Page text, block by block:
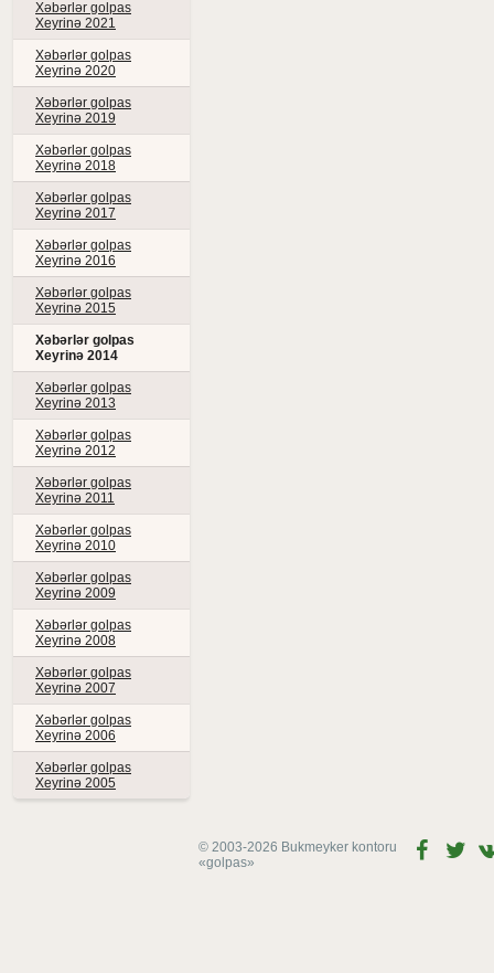
Xəbərlər golpas
Xeyrinə 2021
Xəbərlər golpas
Xeyrinə 2020
Xəbərlər golpas
Xeyrinə 2019
Xəbərlər golpas
Xeyrinə 2018
Xəbərlər golpas
Xeyrinə 2017
Xəbərlər golpas
Xeyrinə 2016
Xəbərlər golpas
Xeyrinə 2015
Xəbərlər golpas
Xeyrinə 2014
Xəbərlər golpas
Xeyrinə 2013
Xəbərlər golpas
Xeyrinə 2012
Xəbərlər golpas
Xeyrinə 2011
Xəbərlər golpas
Xeyrinə 2010
Xəbərlər golpas
Xeyrinə 2009
Xəbərlər golpas
Xeyrinə 2008
Xəbərlər golpas
Xeyrinə 2007
Xəbərlər golpas
Xeyrinə 2006
Xəbərlər golpas
Xeyrinə 2005
© 2003-2026 Bukmeyker kontoru
«golpas»